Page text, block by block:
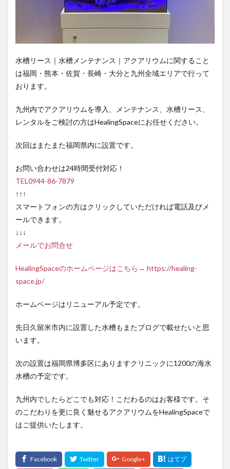
水槽リース｜水槽メンテナンス｜アクアリウムに関すること
は福岡・熊本・佐賀・長崎・大分と九州全域エリアで行って
おります。
九州内でアクアリウムを導入、メンテナンス、水槽リース、
レンタルをご検討の方はHealingSpaceにお任せください。
次回はまたまた福岡県内に設置です。
お問い合わせは24時間受付対応！
TEL0944-86-7879
↑↑↑
スマートフォンの方はクリックしていただければ電話及びメ
ールできます。
↓↓↓
メールでお問合せ
HealingSpaceのホームページはこちら→ https://healing-
space.jp/
ホームページはリニューアル予定です。
先日久留米市内に設置した水槽もまたブログで載せたいと思
います。
次の設置は福岡県博多区にありますクリニックに1200の海水
水槽の予定です。
九州内でしたらどこでも対応！こだわるのはお客様です。そ
のこだわりを更に良く魅せるアクアリウムをHealingSpaceで
はご提供いたします。